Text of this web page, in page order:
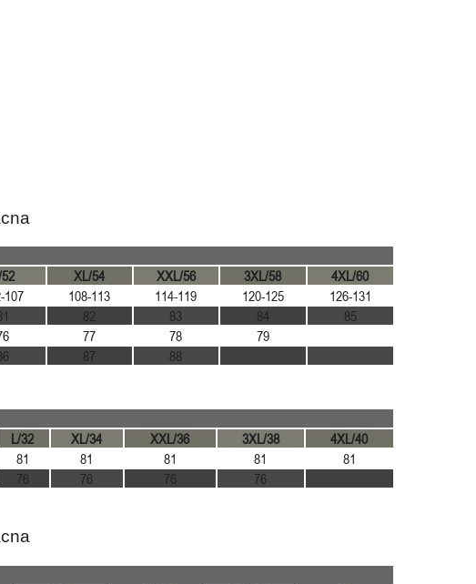
XL/54 XXL/56 3XL/58
4XL/60
107 108-113 114-119 120-125
126-131
82 83 84
85
77 78
79
87 88
L/32 XL/34 XXL/36 3XL/38
4XL/40
81 81 81 81
81
76 76 76 76